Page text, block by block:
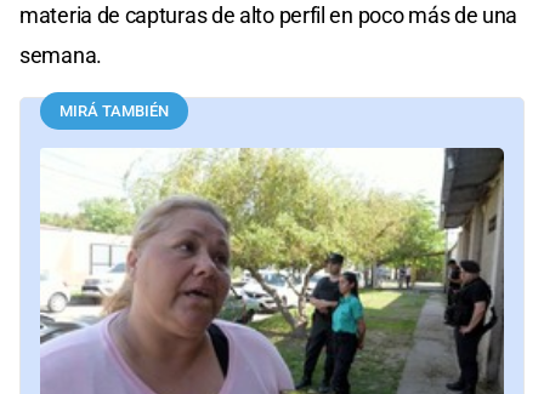
materia de capturas de alto perfil en poco más de una
semana.
MIRÁ TAMBIÉN